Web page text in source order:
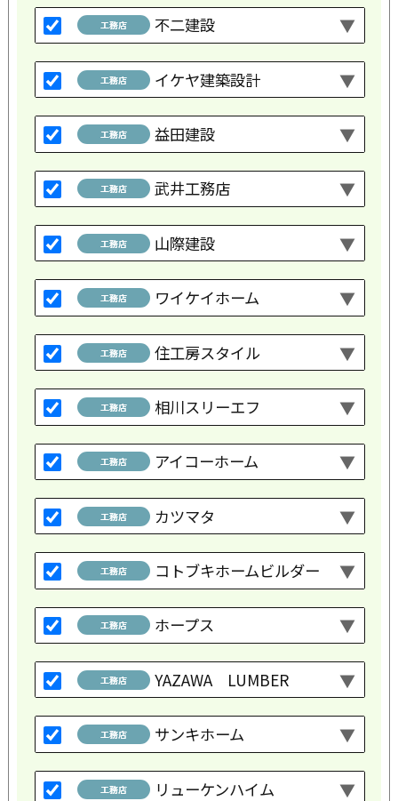
不二建設
イケヤ建築設計
益田建設
武井工務店
山際建設
ワイケイホーム
住工房スタイル
相川スリーエフ
アイコーホーム
カツマタ
コトブキホームビルダー
ホープス
YAZAWA LUMBER
サンキホーム
リューケンハイム